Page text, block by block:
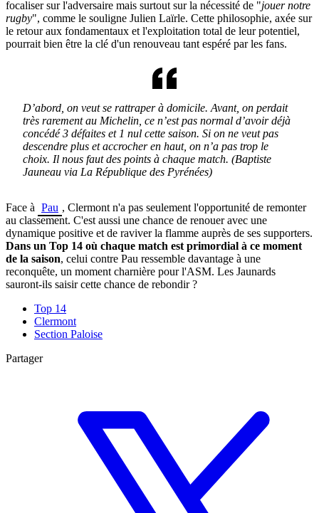
focaliser sur l'adversaire mais surtout sur la nécessité de "jouer notre
rugby", comme le souligne Julien Laïrle. Cette philosophie, axée sur
le retour aux fondamentaux et l'exploitation total de leur potentiel,
pourrait bien être la clé d'un renouveau tant espéré par les fans.
D’abord, on veut se rattraper à domicile. Avant, on perdait
très rarement au Michelin, ce n’est pas normal d’avoir déjà
concédé 3 défaites et 1 nul cette saison. Si on ne veut pas
descendre plus et accrocher en haut, on n’a pas trop le
choix. Il nous faut des points à chaque match. (Baptiste
Jauneau via La République des Pyrénées)
Face à Pau , Clermont n'a pas seulement l'opportunité de remonter
au classement. C'est aussi une chance de renouer avec une
dynamique positive et de raviver la flamme auprès de ses supporters.
Dans un Top 14 où chaque match est primordial à ce moment
de la saison, celui contre Pau ressemble davantage à une
reconquête, un moment charnière pour l'ASM. Les Jaunards
sauront-ils saisir cette chance de rebondir ?
Top 14
Clermont
Section Paloise
Partager